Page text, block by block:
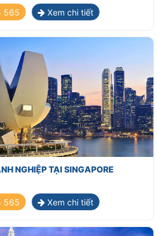
565 Xem chi tiết
NGHIỆP TẠI SINGAPORE
565 Xem chi tiết